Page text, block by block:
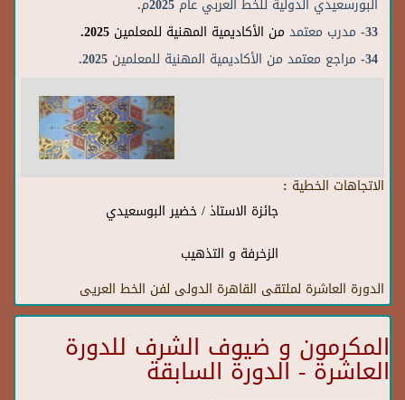
33- مدرب معتمد
من الأكاديمية المهنية للمعلمين 2025.
34- مراجع معتمد من الأكاديمية المهنية للمعلمين 2025.
الاتجاهات الخطية :
جائزة الاستاذ / خضير البوسعيدي
الزخرفة و التذهيب
الدورة العاشرة لملتقى القاهرة الدولى لفن الخط العريى
المكرمون و ضيوف الشرف للدورة
العاشرة - الدورة السابقة